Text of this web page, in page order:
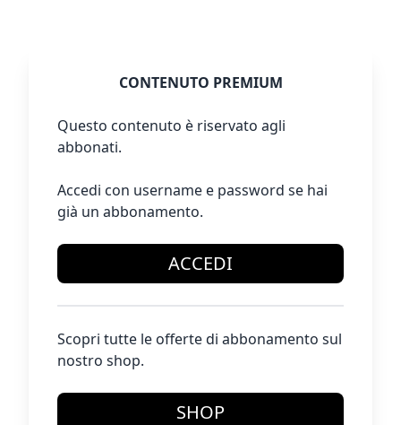
CONTENUTO PREMIUM
Questo contenuto è riservato agli
abbonati.
Accedi con username e password se hai
già un abbonamento.
ACCEDI
Scopri tutte le offerte di abbonamento sul
nostro shop.
SHOP